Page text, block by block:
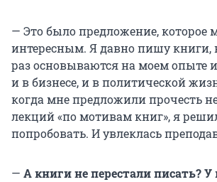
— Это было предложение, которое
интересным. Я давно пишу книги,
раз основываются на моем опыте
и в бизнесе, и в политической
когда мне предложили прочесть
лекций «по мотивам книг», я
попробовать. И увлеклась
— А книги не перестали писать? У